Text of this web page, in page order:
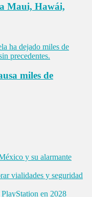
Maui, Hawái,
miles de
y su alarmante
vialidades y seguridad
en 2028